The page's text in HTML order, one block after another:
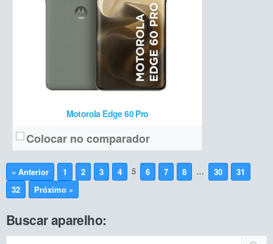
Motorola Edge 60 Pro
Colocar no comparador
« Anterior 1 2 3 4 5 6 7 8 … 30
31
32
Próximo »
Buscar aparelho: